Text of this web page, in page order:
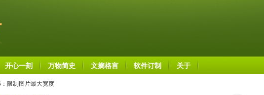
开心一刻 万物简史 文摘格言 软件订制 关于
限制图片最大宽度